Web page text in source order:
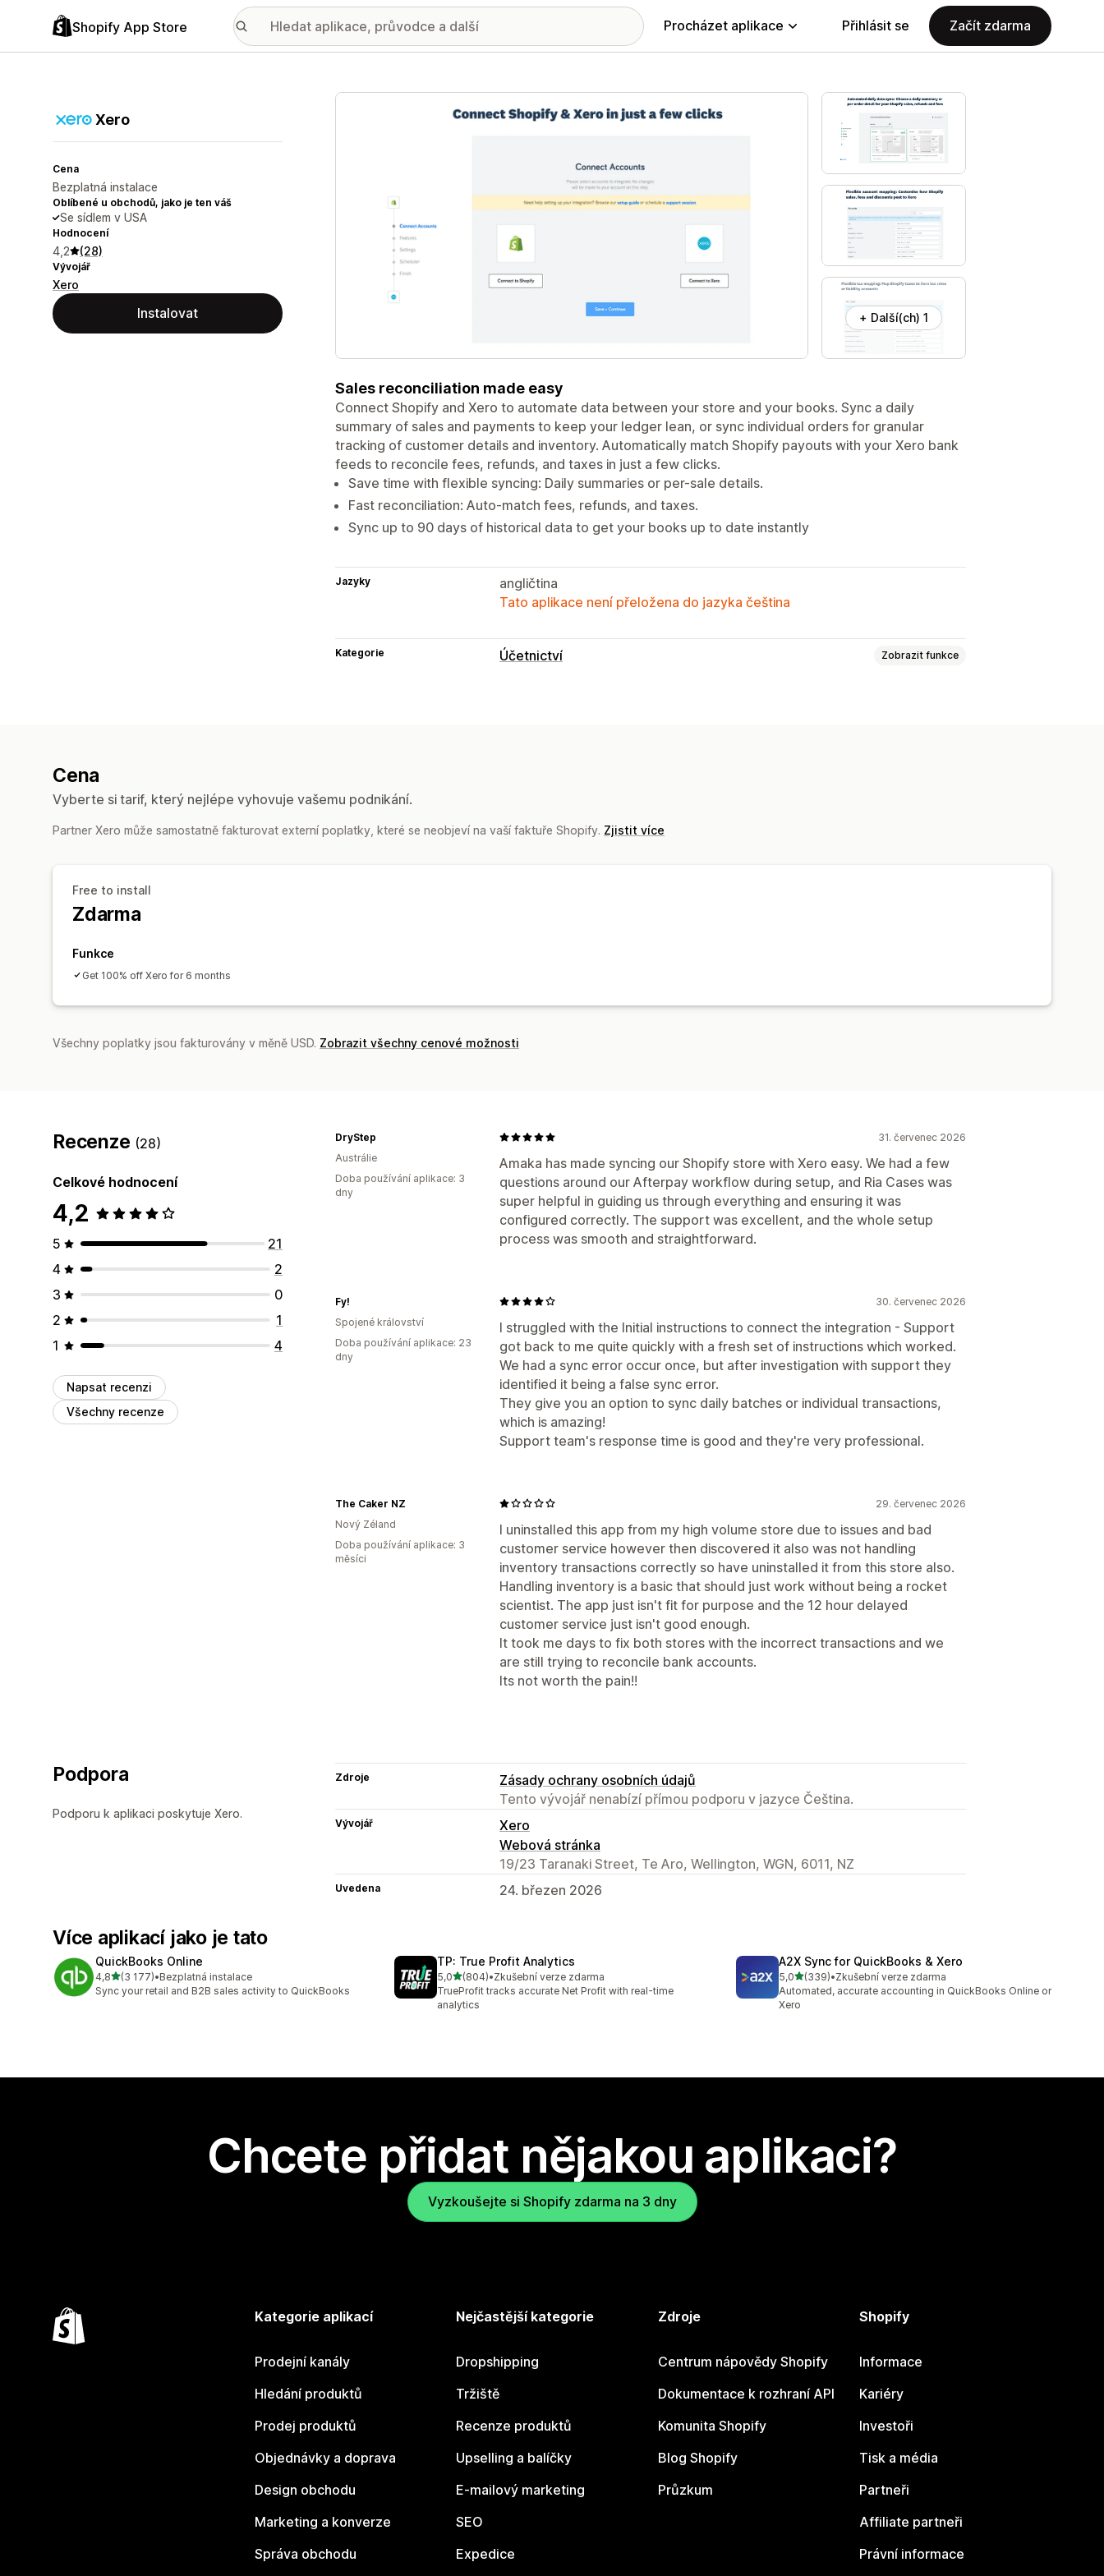
Shopify App Store Procházet aplikace Přihlásit se Začít zdarma
Xero
Cena
Bezplatná instalace
Oblíbené u obchodů, jako je ten váš
Se sídlem v USA
Hodnocení
4,2 (28)
Vývojář
Xero
Instalovat
Galerie propagovaných obrázků
+ Další(ch) 1
Sales reconciliation made easy
Connect Shopify and Xero to automate data between your store and your books. Sync a daily
summary of sales and payments to keep your ledger lean, or sync individual orders for granular
tracking of customer details and inventory. Automatically match Shopify payouts with your Xero bank
feeds to reconcile fees, refunds, and taxes in just a few clicks.
Save time with flexible syncing: Daily summaries or per-sale details.
Fast reconciliation: Auto-match fees, refunds, and taxes.
Sync up to 90 days of historical data to get your books up to date instantly
Jazyky
angličtina
Tato aplikace není přeložena do jazyka čeština
Kategorie Účetnictví Zobrazit funkce
Cena
Vyberte si tarif, který nejlépe vyhovuje vašemu podnikání.
Partner Xero může samostatně fakturovat externí poplatky, které se neobjeví na vaší faktuře Shopify. Zjistit více
Free to install
Zdarma
Funkce
Get 100% off Xero for 6 months
Všechny poplatky jsou fakturovány v měně USD. Zobrazit všechny cenové možnosti
Recenze (28)
Celkové hodnocení
4,2
5
21
4
2
3
0
2
1
1
4
Napsat recenzi
Všechny recenze
31. červenec 2026
Amaka has made syncing our Shopify store with Xero easy. We had a few
questions around our Afterpay workflow during setup, and Ria Cases was
super helpful in guiding us through everything and ensuring it was
configured correctly. The support was excellent, and the whole setup
process was smooth and straightforward.
DryStep
Austrálie
Doba používání aplikace: 3
dny
30. červenec 2026
I struggled with the Initial instructions to connect the integration - Support
got back to me quite quickly with a fresh set of instructions which worked.
We had a sync error occur once, but after investigation with support they
identified it being a false sync error.
They give you an option to sync daily batches or individual transactions,
which is amazing!
Support team's response time is good and they're very professional.
Fy!
Spojené království
Doba používání aplikace: 23
dny
29. červenec 2026
I uninstalled this app from my high volume store due to issues and bad
customer service however then discovered it also was not handling
inventory transactions correctly so have uninstalled it from this store also.
Handling inventory is a basic that should just work without being a rocket
scientist. The app just isn't fit for purpose and the 12 hour delayed
customer service just isn't good enough.
It took me days to fix both stores with the incorrect transactions and we
are still trying to reconcile bank accounts.
Its not worth the pain!!
The Caker NZ
Nový Zéland
Doba používání aplikace: 3
měsíci
Podpora
Podporu k aplikaci poskytuje Xero.
Zdroje
Zásady ochrany osobních údajů
Tento vývojář nenabízí přímou podporu v jazyce Čeština.
Vývojář
Xero
Webová stránka
19/23 Taranaki Street, Te Aro, Wellington, WGN, 6011, NZ
Uvedena 24. březen 2026
Více aplikací jako je tato
QuickBooks Online
4,8z 5 hvězd
(3 177)
Celkový počet recenzí: 3177
•Bezplatná instalace
Sync your retail and B2B sales activity to QuickBooks
TP: True Profit Analytics
5,0z 5 hvězd
(804)
Celkový počet recenzí: 804
•Zkušební verze zdarma
TrueProfit tracks accurate Net Profit with real-time
analytics
A2X Sync for QuickBooks & Xero
5,0z 5 hvězd
(339)
Celkový počet recenzí: 339
•Zkušební verze zdarma
Automated, accurate accounting in QuickBooks Online or
Xero
Chcete přidat nějakou aplikaci?
Vyzkoušejte si Shopify zdarma na 3 dny
Kategorie aplikací
Prodejní kanály
Hledání produktů
Prodej produktů
Objednávky a doprava
Design obchodu
Marketing a konverze
Správa obchodu
Nejčastější kategorie
Dropshipping
Tržiště
Recenze produktů
Upselling a balíčky
E-mailový marketing
SEO
Expedice
Zdroje
Centrum nápovědy Shopify
Dokumentace k rozhraní API
Komunita Shopify
Blog Shopify
Průzkum
Shopify
Informace
Kariéry
Investoři
Tisk a média
Partneři
Affiliate partneři
Právní informace